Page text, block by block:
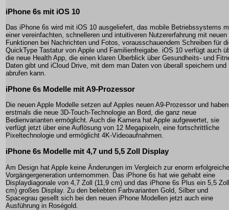
iPhone 6s mit iOS 10
Das iPhone 6s wird mit iOS 10 ausgeliefert, das mobile Betriebssystems
einer vereinfachten, schnelleren und intuitiveren Nutzererfahrung mit neuen
Funktionen bei Nachrichten und Fotos, vorausschauendem Schreiben für
QuickType Tastatur von Apple und Familienfreigabe. iOS 10 verfügt auch
die neue Health App, die einen klaren Überblick über Gesundheits- und
Daten gibt und iCloud Drive, mit dem man Daten von überall speichern und
abrufen kann.
iPhone 6s Modelle mit A9-Prozessor
Die neuen Apple Modelle setzen auf Apples neuen A9-Prozessor und haben
erstmals die neue 3D-Touch-Technologie an Bord, die ganz neue
Bedienvarianten ermöglicht. Auch die Kamera hat Apple aufgewertet, sie
verfügt jetzt über eine Auflösung von 12 Megapixeln, eine fortschrittliche
Pixeltechnologie und ermöglicht 4K-Videoaufnahmen.
iPhone 6s Modelle mit 4,7 und 5,5 Zoll Display
Am Design hat Apple keine Änderungen im Vergleich zur enorm
Vorgängergeneration unternommen. Das iPhone 6s hat wie gehabt eine
Displaydiagonale von 4,7 Zoll (11,9 cm) und das iPhone 6s Plus ein 5,5
cm) großes Display. Zu den beliebten Farbvarianten Gold, Silber und
Spacegrau gesellt sich bei den neuen iPhone Modellen jetzt auch eine
Ausführung in Roségold.